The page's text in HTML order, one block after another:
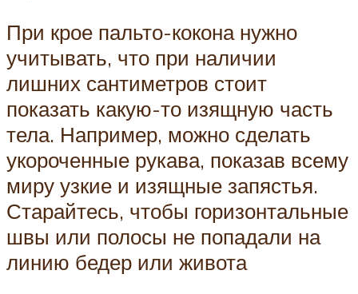
При крое пальто-кокона нужно
учитывать, что при наличии
лишних сантиметров стоит
показать какую-то изящную часть
тела. Например, можно сделать
укороченные рукава, показав всему
миру узкие и изящные запястья.
Старайтесь, чтобы горизонтальные
швы или полосы не попадали на
линию бедер или живота